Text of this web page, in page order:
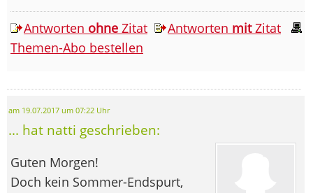
Antworten ohne Zitat Antworten mitZitat
Themen-Abo bestellen
am 19.07.2017 um 07:22 Uhr
... hat natti geschrieben:
Guten Morgen!
Doch kein Sommer-Endspurt,